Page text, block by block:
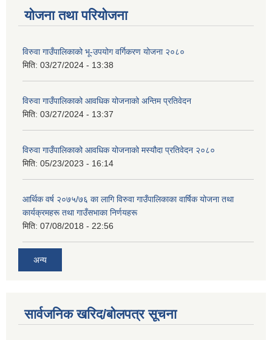
योजना तथा परियोजना
विरुवा गाउँपालिकाको भू-उपयोग वर्गिकरण योजना २०८०
मिति: 03/27/2024 - 13:38
विरुवा गाउँपालिकाको आवधिक योजनाको अन्तिम प्रतिवेदन
मिति: 03/27/2024 - 13:37
विरुवा गाउँपालिकाको आवधिक योजनाको मस्यौदा प्रतिवेदन २०८०
मिति: 05/23/2023 - 16:14
आर्थिक वर्ष २०७५/७६ का लागि विरुवा गाउँपालिकाका वार्षिक योजना तथा
कार्यक्रमहरू तथा गाउँसभाका निर्णयहरू
मिति: 07/08/2018 - 22:56
अन्य
सार्वजनिक खरिद/बोलपत्र सूचना